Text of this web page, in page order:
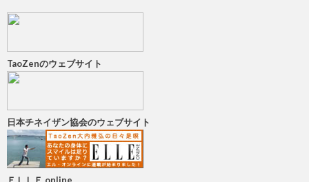
TaoZenのウェブサイト
日本チネイザン協会のウェブサイト